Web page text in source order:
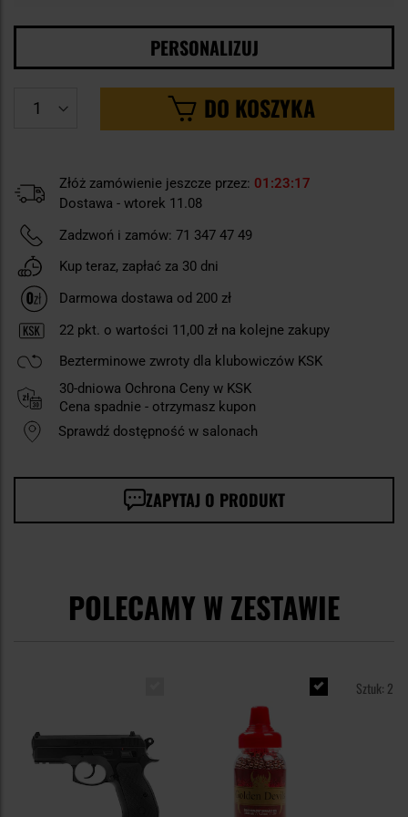
PERSONALIZUJ
DO KOSZYKA
Złóż zamówienie jeszcze przez: 01 23 16
Dostawa - wtorek 11.08
Zadzwoń i zamów: 71 347 47 49
Kup teraz, zapłać za 30 dni
Darmowa dostawa od 200 zł
22 pkt. o wartości 11,00 zł na kolejne zakupy
Bezterminowe zwroty dla klubowiczów KSK
30-dniowa Ochrona Ceny w KSK
Cena spadnie - otrzymasz kupon
Sprawdź dostępność w salonach
ZAPYTAJ O PRODUKT
POLECAMY W ZESTAWIE
Sztuk: 2